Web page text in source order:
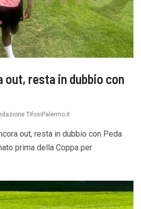
out, resta in dubbio con
TifosiPalermo.it
out, resta in dubbio con Peda
prima della Coppa per